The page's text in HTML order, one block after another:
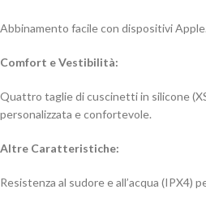
Abbinamento facile con dispositivi Apple.
Comfort e Vestibilità:
Quattro taglie di cuscinetti in silicone
personalizzata e confortevole.
Altre Caratteristiche:
Resistenza al sudore e all’acqua (IPX4)